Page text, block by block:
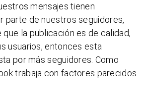
mensajes tienen
parte de nuestros seguidores,
la publicación es de calidad,
usuarios, entonces esta
por más seguidores. Como
trabaja con factores parecidos